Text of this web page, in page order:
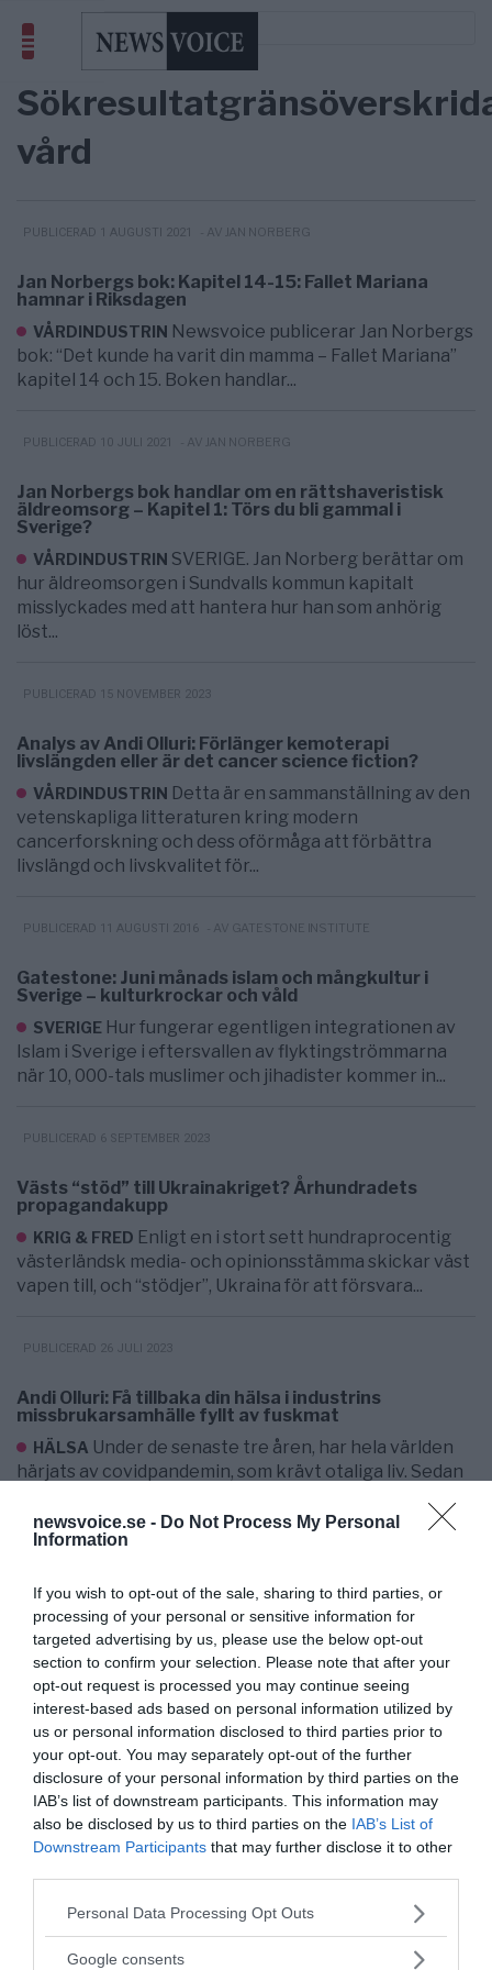
newsvoice.se - Do Not Process My Personal
Information
If you wish to opt-out of the sale, sharing to third parties, or
processing of your personal or sensitive information for
targeted advertising by us, please use the below opt-out
section to confirm your selection. Please note that after your
opt-out request is processed you may continue seeing
interest-based ads based on personal information utilized by
us or personal information disclosed to third parties prior to
your opt-out. You may separately opt-out of the further
disclosure of your personal information by third parties on the
IAB’s list of downstream participants. This information may
also be disclosed by us to third parties on the IAB’s List of
Downstream Participants that may further disclose it to other
Please note that this website/app uses one or more Google
not limited to your visit or usage behaviour. You may click to
Personal Data Processing Opt Outs
Google consents
Sökresultat
vård
PUBLICERAD 1 AUGUSTI 2021 - AV JAN NORBERG
Jan Norbergs bok: Kapitel 14-15: Fallet Mariana
hamnar i Riksdagen
VÅRDINDUSTRIN Newsvoice publicerar Jan Norbergs
bok: “Det kunde ha varit din mamma – Fallet Mariana”
kapitel 14 och 15. Boken handlar...
PUBLICERAD 10 JULI 2021 - AV JAN NORBERG
Jan Norbergs bok handlar om en rättshaveristisk
äldreomsorg – Kapitel 1: Törs du bli gammal i
Sverige?
VÅRDINDUSTRIN SVERIGE. Jan Norberg berättar om
hur äldreomsorgen i Sundvalls kommun kapitalt
misslyckades med att hantera hur han som anhörig
löst...
PUBLICERAD 15 NOVEMBER 2023
Analys av Andi Olluri: Förlänger kemoterapi
livslängden eller är det cancer science fiction?
VÅRDINDUSTRIN Detta är en sammanställning av den
vetenskapliga litteraturen kring modern
cancerforskning och dess oförmåga att förbättra
livslängd och livskvalitet för...
PUBLICERAD 11 AUGUSTI 2016 - AV GATESTONE INSTITUTE
Gatestone: Juni månads islam och mångkultur i
Sverige – kulturkrockar och våld
SVERIGE Hur fungerar egentligen integrationen av
Islam i Sverige i eftersvallen av flyktingströmmarna
när 10, 000-tals muslimer och jihadister kommer in...
PUBLICERAD 6 SEPTEMBER 2023
Västs “stöd” till Ukrainakriget? Århundradets
propagandakupp
KRIG & FRED Enligt en i stort sett hundraprocentig
västerländsk media- och opinionsstämma skickar väst
vapen till, och “stödjer”, Ukraina för att försvara...
PUBLICERAD 26 JULI 2023
Andi Olluri: Få tillbaka din hälsa i industrins
missbrukarsamhälle fyllt av fuskmat
HÄLSA Under de senaste tre åren, har hela världen
härjats av covidpandemin, som krävt otaliga liv. Sedan
Johan Thyberg: Värvningen av Macchiarini till KI och
Karolinska Universitetssjukhuset – en skandal som
orsakade en ännu större skandal
VÅRDINDUSTRIN "Skandalen runt Paolo Macchiarini
och hans verksamhet med transplantation av
konstgjorda luftstrupar på Karolinska
Universitetssjukhuset i Stockholm och på sjukhus i...
PUBLICERAD 5 JUNI 2015 - AV BÖRJE PERATT
Ställ korrumperade och ansvarslösa tjänstemän
inför folktribunaler – ”Haveristerna” – Kapitel 23
KRÖNIKANewsVoice publicerade nyligen artikeln
"Livsmedelsverkets utöver maktmissbruk mot
vitaminer – Myndigheten kan ej stifta förbudslagar"